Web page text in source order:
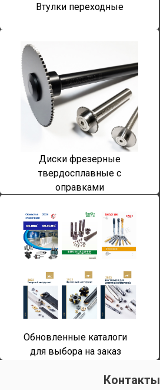
Втулки переходные
Диски фрезерные
твердосплавные с
оправками
Обновленные каталоги
для выбора на заказ
Контакты